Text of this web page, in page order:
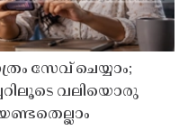
സേവ് ചെയ്യാം;
വലിയൊരു